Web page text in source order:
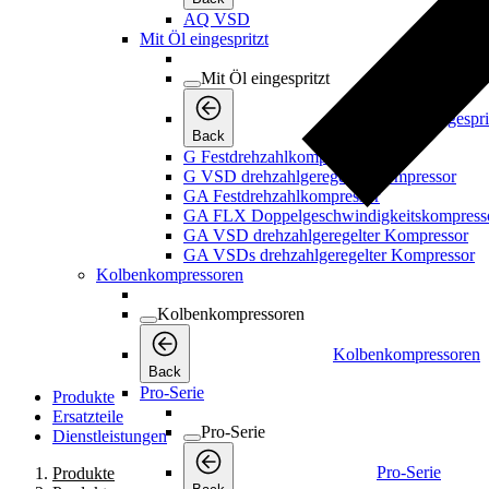
Produkte
Ersatzteile
Dienstleistungen
Produkte
AQ VSD
Mit Öl eingespritzt
Mit Öl eingespritzt
Back
Mit Öl
G Festdrehzahlkompressor
G VSD drehzahlgeregelter Kompressor
GA Festdrehzahlkompressor
GA FLX
GA VSD drehzahlgeregelter Kompressor
GA VSDs drehzahlgeregelter Kompressor
Kolbenkompressoren
Kolbenkompressoren
Back
Kolbenkompressoren
Pro-Serie
Pro-Serie
Pro-Serie